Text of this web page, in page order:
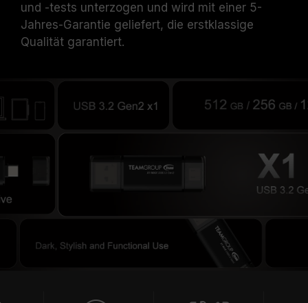
und -tests unterzogen und wird mit einer 5-
Jahres-Garantie geliefert, die erstklassige
Qualität garantiert.